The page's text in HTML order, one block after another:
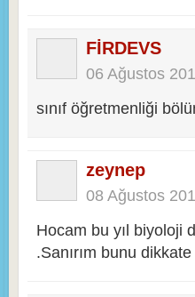
FİRDEVS
06 Ağustos
sınıf öğretmenliği
zeynep
08 Ağustos
Hocam bu yıl biyoloji
.Sanırım bunu